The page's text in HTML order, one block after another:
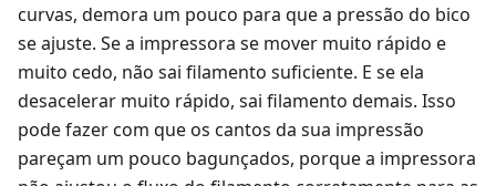
curvas, demora um pouco para que a pressão do bico
se ajuste. Se a impressora se mover muito rápido e
muito cedo, não sai filamento suficiente. E se ela
desacelerar muito rápido, sai filamento demais. Isso
pode fazer com que os cantos da sua impressão
pareçam um pouco bagunçados, porque a impressora